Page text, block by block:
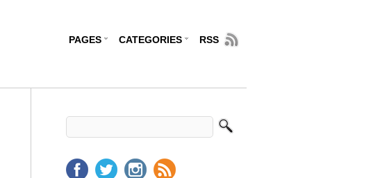
PAGES CATEGORIES RSS